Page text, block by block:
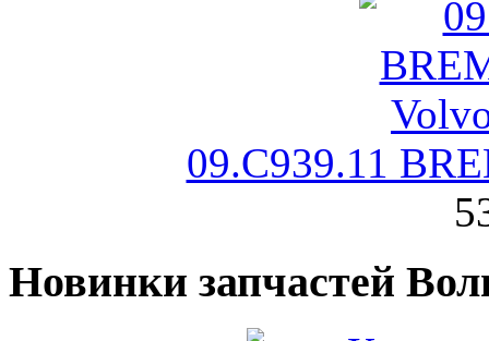
09.C939.11
Новинки запчастей